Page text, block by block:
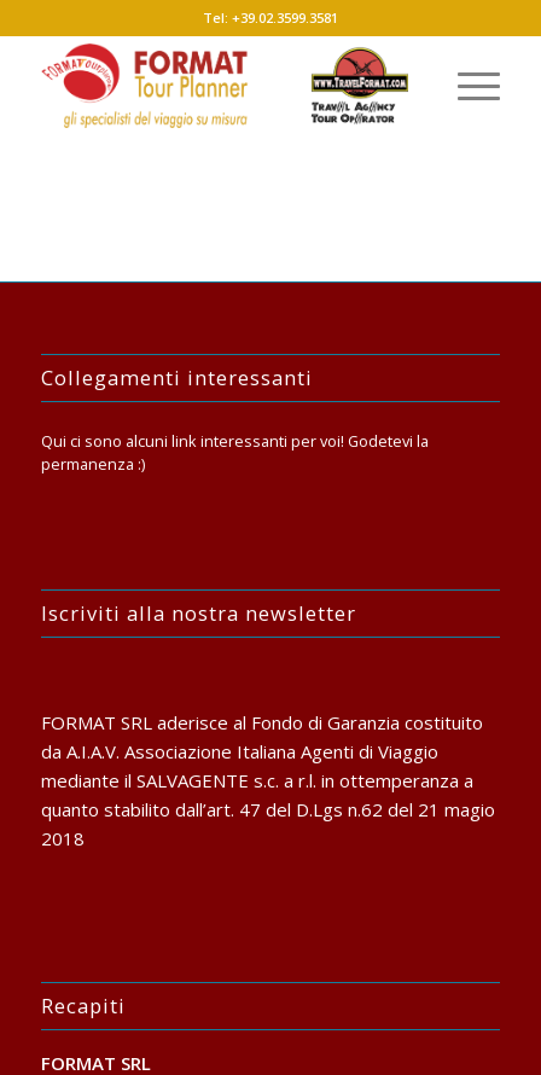
Tel: +39.02.3599.3581
Collegamenti interessanti
Qui ci sono alcuni link interessanti per voi! Godetevi la
permanenza :)
Iscriviti alla nostra newsletter
FORMAT SRL aderisce al Fondo di Garanzia costituito
da A.I.A.V. Associazione Italiana Agenti di Viaggio
mediante il SALVAGENTE s.c. a r.l. in ottemperanza a
quanto stabilito dall’art. 47 del D.Lgs n.62 del 21 magio
2018
Recapiti
FORMAT SRL